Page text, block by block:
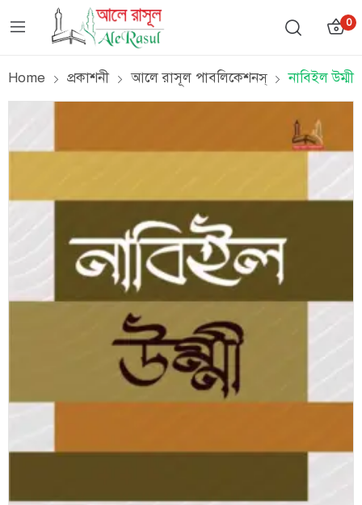
0
Home প্রকাশনী আলে রাসূল পাবলিকেশনস্ নাবিইল উম্মী